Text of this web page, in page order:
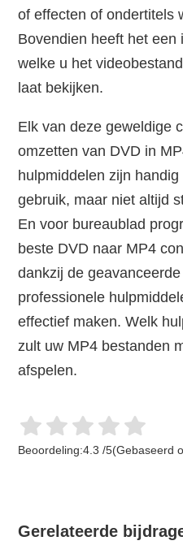
of effecten of ondertitels
Bovendien heeft het
welke u het
laat bekijken.
Elk van deze geweldige
omzetten van DVD in
hulpmiddelen zijn
gebruik, maar niet altijd
En voor bureaublad
beste DVD naar MP4
dankzij de
professionele
effectief maken. Welk
zult uw MP4 bestanden
afspelen.
Beoordeling:4.3 /5(Gebaseerd
Gerelateerde